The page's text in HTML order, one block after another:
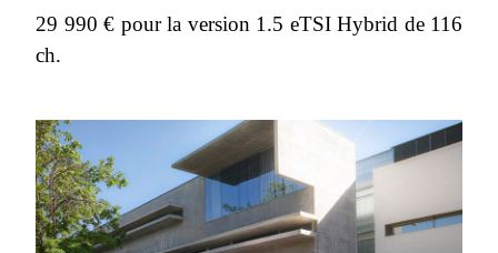
29 990 € pour la version 1.5 eTSI Hybrid de 116
ch.